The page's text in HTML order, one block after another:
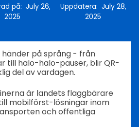
på: July 26,
2025
Uppdatera: July 28,
2025
på språng - från
till halo-halo-pauser, blir QR-
del av vardagen.
är landets flaggbärare
mobilförst-lösningar inom
och offentliga